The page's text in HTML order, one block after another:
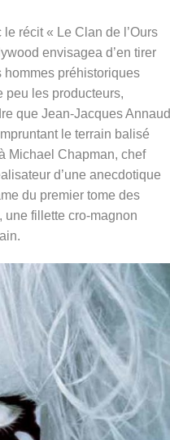
récit « Le Clan de l’Ours
envisagea d’en tirer
hommes préhistoriques
peu les producteurs,
que Jean-Jacques Annaud
le terrain balisé
Michael Chapman, chef
d’une anecdotique
du premier tome des
une fillette cro-magnon